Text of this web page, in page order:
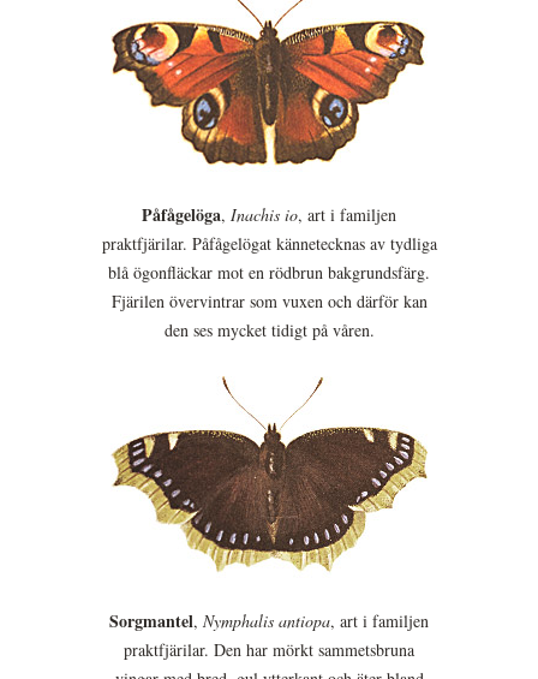
Påfågelöga, Inachis io, art i familjen
praktfjärilar. Påfågelögat kännetecknas av tydliga
blå ögonfläckar mot en rödbrun bakgrundsfärg.
Fjärilen övervintrar som vuxen och därför kan
den ses mycket tidigt på våren.
Sorgmantel, Nymphalis antiopa, art i familjen
praktfjärilar. Den har mörkt sammetsbruna